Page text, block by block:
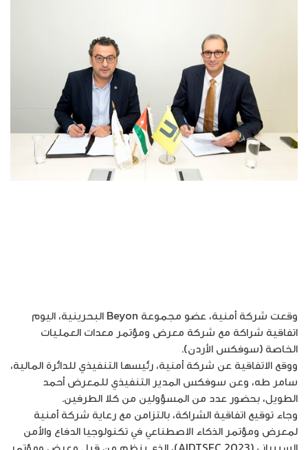
وقعت شركة أمنية، عضو مجموعة Beyon البحرينية، اليوم
اتفاقية شراكة مع شركة معرض ومؤتمر معدات العمليات
الخاصة (سوفكس الأردن).
ووقع الاتفاقية عن شركة أمنية، رئيسها التنفيذي للدائرة المالية،
سامر طه، وعن سوفكس المدير التنفيذي للمعرض أحمد
الطويل، بحضور عدد من المسؤولين من كلا الطرفين.
وجاء توقيع اتفاقية الشراكة، بالتزامن مع رعاية شركة أمنية
لمعرض ومؤتمر الذكاء الاصطناعي في تكنولوجيا الدفاع والأمن